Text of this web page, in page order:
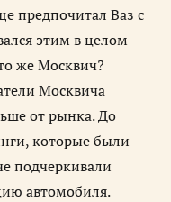
предпочитал Ваз с
этим в целом
же Москвич?
Москвича
от рынка. До
которые были
подчеркивали
автомобиля.